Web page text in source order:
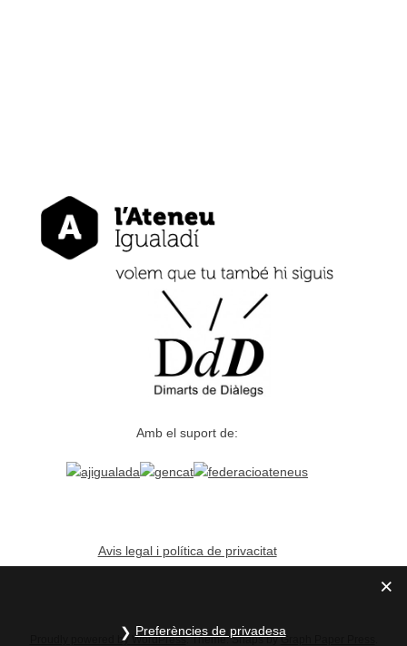
Amb el suport de:
Avis legal i política de privacitat
Proudly powered by WordPress. Theme: Snaps byGraph Paper Press
Preferències de privadesa